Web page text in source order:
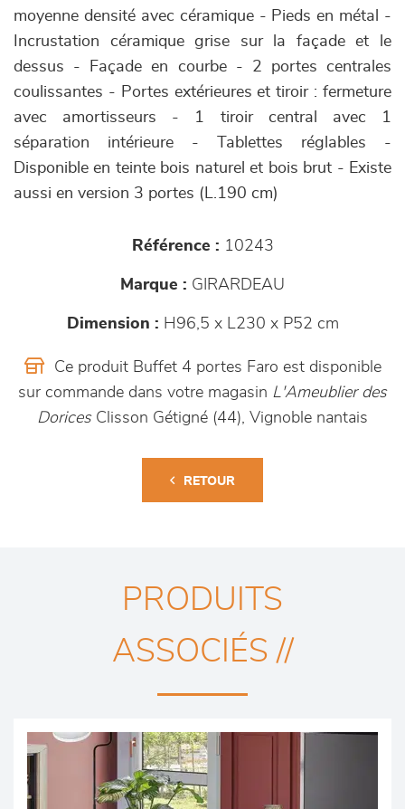
moyenne densité avec céramique - Pieds en métal -
Incrustation céramique grise sur la façade et le
dessus - Façade en courbe - 2 portes centrales
coulissantes - Portes extérieures et tiroir : fermeture
avec amortisseurs - 1 tiroir central avec 1
séparation intérieure - Tablettes réglables -
Disponible en teinte bois naturel et bois brut - Existe
aussi en version 3 portes (L.190 cm)
Référence : 10243
Marque : GIRARDEAU
Dimension : H96,5 x L230 x P52 cm
Ce produit Buffet 4 portes Faro est disponible
sur commande dans votre magasin L'Ameublier des
DoricesClisson Gétigné (44), Vignoble nantais
RETOUR
PRODUITS
ASSOCIÉS //